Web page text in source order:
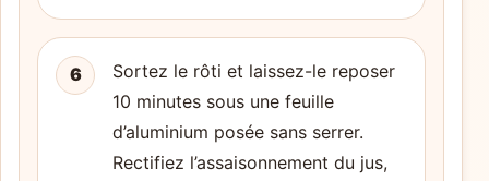
6
Sortez le rôti et laissez-le reposer
10 minutes sous une feuille
d’aluminium posée sans serrer.
Rectifiez l’assaisonnement du jus,